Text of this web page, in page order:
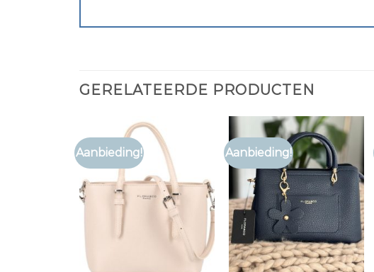
GERELATEERDE PRODUCTEN
Aanbieding! Aanbieding!